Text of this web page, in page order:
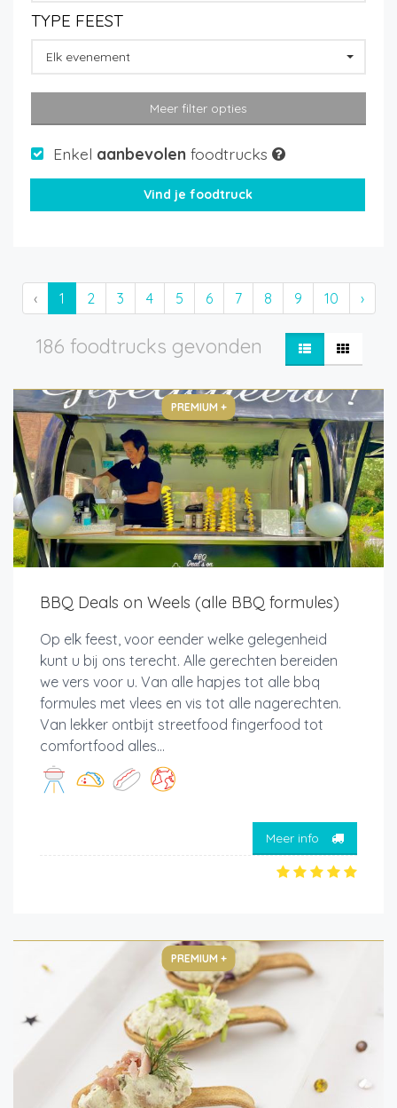
TYPE FEEST
Elk evenement
Meer filter opties
Enkel aanbevolen foodtrucks
‹ 1 2 3 4 5 6 7 8 9 10 ›
186 foodtrucks gevonden
PREMIUM +
BBQ Deals on Weels (alle BBQ formules)
Op elk feest, voor eender welke gelegenheid
kunt u bij ons terecht. Alle gerechten bereiden
we vers voor u. Van alle hapjes tot alle bbq
formules met vlees en vis tot alle nagerechten.
Van lekker ontbijt streetfood fingerfood tot
comfortfood alles...
Meer info
PREMIUM +